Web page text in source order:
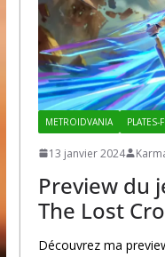
METROIDVANIA PLATES-
13 janvier 2024
Preview du
The Lost
Découvrez ma